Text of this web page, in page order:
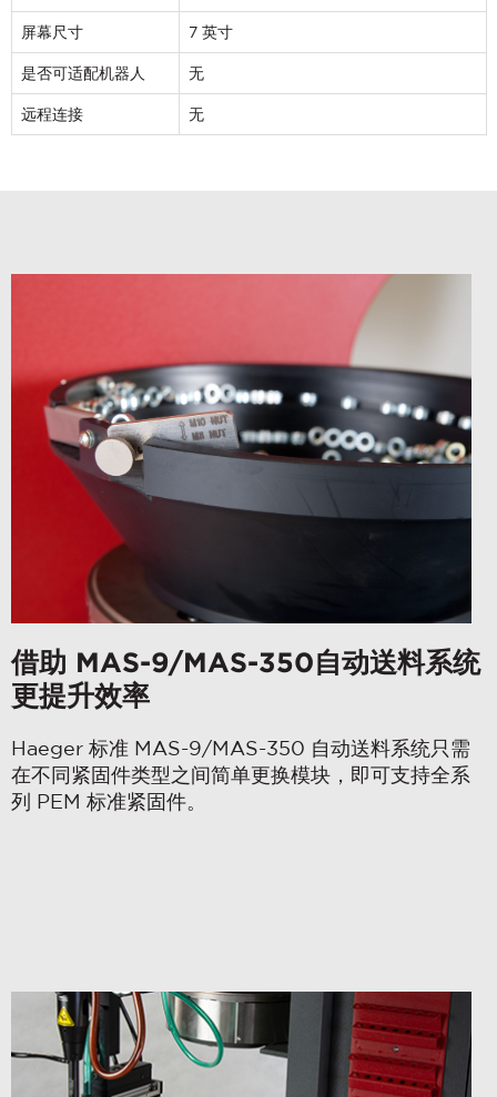
屏幕尺寸 7 英寸
是否可适配机器人 无
远程连接 无
借助 MAS-9/MAS-350自动送料系统
更提升效率
Haeger 标准 MAS-9/MAS-350 自动送料系统只需
在不同紧固件类型之间简单更换模块，即可支持全系
列 PEM 标准紧固件。
邮件*
您可随时取消订阅此类信息。如需了解退订
方式、隐私权利以及如何保护与尊重您的隐
私，请查阅《隐私政策》。
点击下面的“提交”即表示你同意
PennEngineering 存储和处理你在上面提交
的个人信息，以用于向你提供所请求的内
容。
.
产品
联系我们